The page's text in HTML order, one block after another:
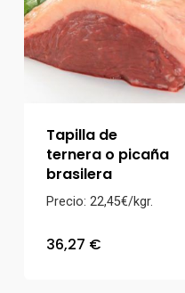
Tapilla de
ternera o picaña
brasilera
Precio: 22,45€/kgr.
36,27 €